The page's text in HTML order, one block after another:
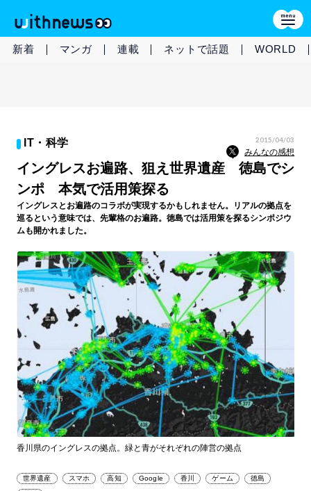
新着 マンガ 連載 ネットで話題 WORLD
IT・科学 2015/04/03
みんなの感想
イングレスお遍路、狙え世界遺産 徳島でシ
ンポ 本気で活用策探る
イングレスとお遍路のコラボが実現するかもしれません。リアルの拠点を
巡るという意味では、先輩格のお遍路。徳島では活用策を探るシンポジウ
ムも開かれました。
香川県のイングレスの拠点。緑と青がそれぞれの陣営の拠点
世界遺産 スマホ 高知 Google 香川 ゲーム 徳島